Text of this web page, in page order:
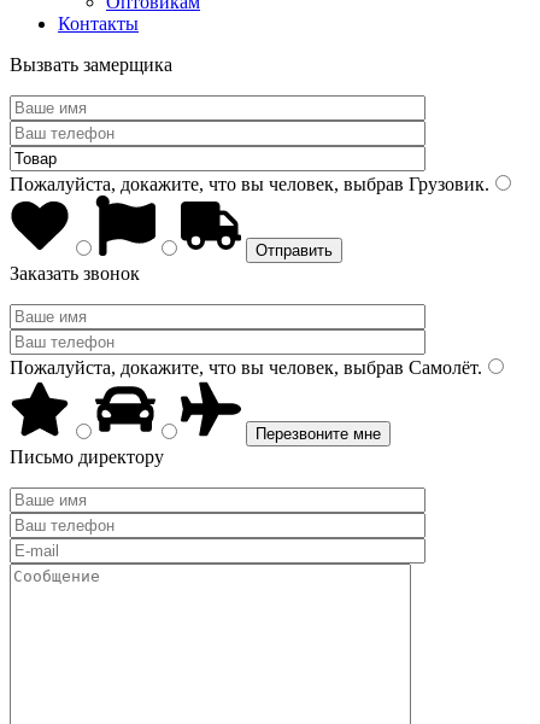
Контакты
Вызвать замерщика
Пожалуйста, докажите, что вы человек, выбрав Грузовик.
Заказать звонок
Пожалуйста, докажите, что вы человек, выбрав Самолёт.
Письмо директору